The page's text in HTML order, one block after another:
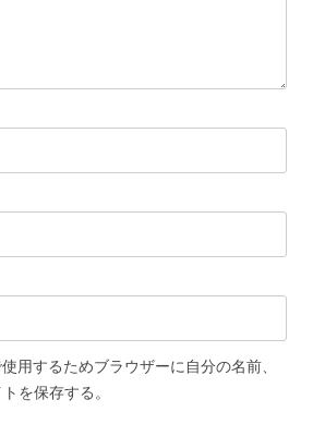
用するためブラウザーに自分の名前、
を保存する。